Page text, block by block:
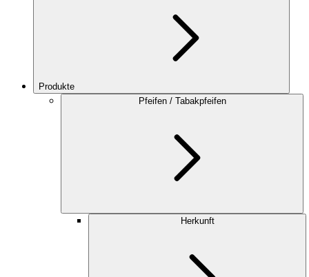
Produkte
Pfeifen / Tabakpfeifen
Herkunft